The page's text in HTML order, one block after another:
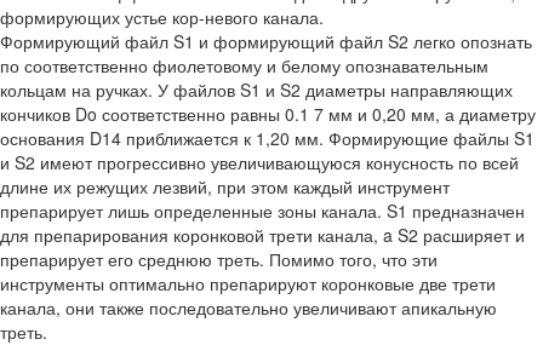
формирующих устье кор-невого канала.
Формирующий файл S1 и формирующий файл S2 легко опознать
по соответственно фиолетовому и белому опознавательным
кольцам на ручках. У файлов S1 и S2 диаметры направляющих
кончиков Do соответственно равны 0.1 7 мм и 0,20 мм, а диаметру
основания D14 приближается к 1,20 мм. Формирующие файлы S1
и S2 имеют прогрессивно увеличивающуюся конусность по всей
длине их режущих лезвий, при этом каждый инструмент
препарирует лишь определенные зоны канала. S1 предназначен
для препарирования коронковой трети канала, a S2 расширяет и
препарирует его среднюю треть. Помимо того, что эти
инструменты оптимально препарируют коронковые две трети
канала, они также последовательно увеличивают апикальную
треть.